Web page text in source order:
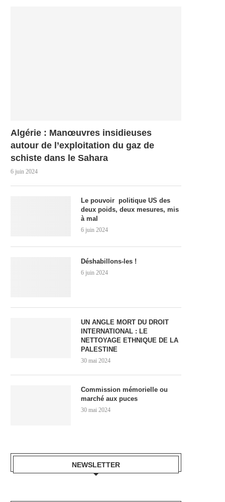
Algérie : Manœuvres insidieuses
autour de l’exploitation du gaz de
schiste dans le Sahara
6 juin 2024
Le pouvoir politique US des
deux poids, deux mesures, mis
à mal
6 juin 2024
Déshabillons-les !
6 juin 2024
UN ANGLE MORT DU DROIT
INTERNATIONAL : LE
NETTOYAGE ETHNIQUE DE LA
PALESTINE
30 mai 2024
Commission mémorielle ou
marché aux puces
30 mai 2024
NEWSLETTER